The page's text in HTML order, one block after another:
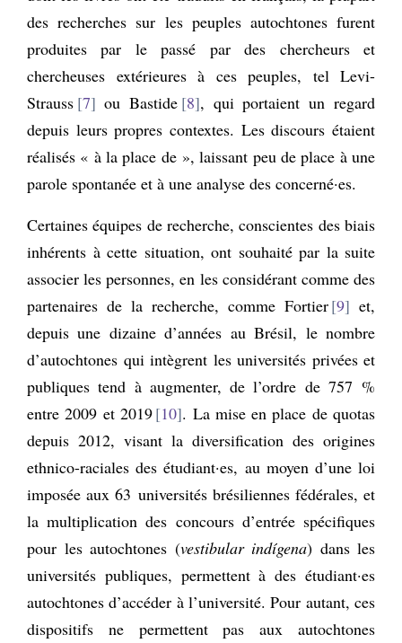
des recherches sur les peuples autochtones furent
produites par le passé par des chercheurs et
chercheuses extérieures à ces peuples, tel Levi-
Strauss 7 ou Bastide 8 , qui portaient un regard
depuis leurs propres contextes. Les discours étaient
réalisés « à la place de », laissant peu de place à une
parole spontanée et à une analyse des concerné·es.
Certaines équipes de recherche, conscientes des biais
inhérents à cette situation, ont souhaité par la suite
associer les personnes, en les considérant comme des
partenaires de la recherche, comme Fortier 9
et,
depuis une dizaine d’années au Brésil, le nombre
d’autochtones qui intègrent les universités privées et
publiques tend à augmenter, de l’ordre de 757 %
entre 2009 et 2019 10 . La mise en place de quotas
depuis 2012, visant la diversification des origines
ethnico-raciales des étudiant·es, au moyen d’une loi
imposée aux 63 universités brésiliennes fédérales, et
la multiplication des concours d’entrée spécifiques
pour les autochtones (vestibular indígena) dans les
universités publiques, permettent à des étudiant·es
autochtones d’accéder à l’université. Pour autant, ces
dispositifs ne permettent pas aux autochtones